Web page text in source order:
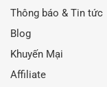
Thông báo & Tin tức
Blog
Khuyến Mại
Affiliate